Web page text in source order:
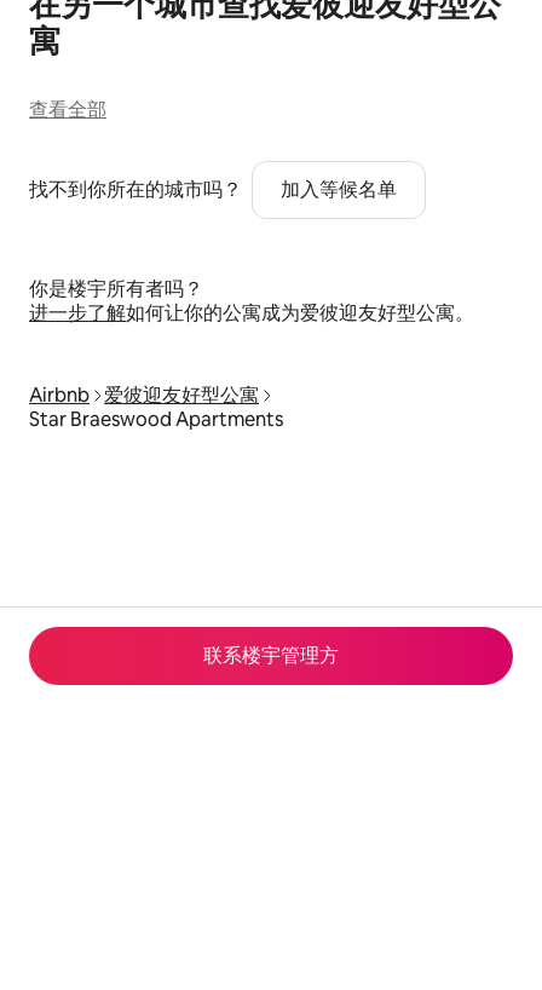
联系楼宇管理方
寓
查看全部
找不到你所在的城市吗？ 加入等候名单
你是楼宇所有者吗？
进一步了解如何让你的公寓成为爱彼迎友好型公寓。
Airbnb 爱彼迎友好型公寓
Star Braeswood Apartments